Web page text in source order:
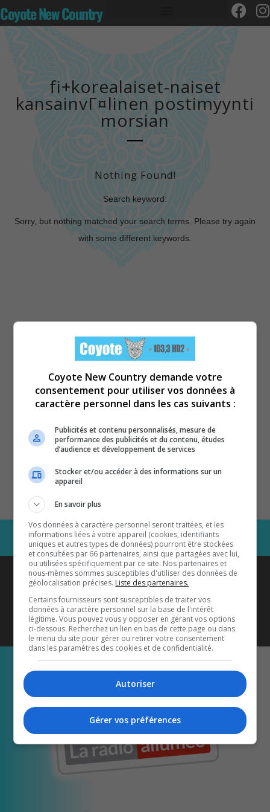
Coyote New Country
fi+korealaiset-naiset
kansainvГ¤linen postimyynti
morsian
Nothing Found!
Search keyword:
Sorry, but nothing matched your search terms. Please try again
with some different keywords.
Coyote New Countryest diffusé
également sur1033 HD2
Écoutez-nous aussi sur…
Coyote New Country demande votre
consentement pour utiliser vos données à
caractère personnel dans les cas suivants :
Publicités et contenu personnalisés, mesure de
performance des publicités et du contenu, études
d’audience et développement de services
Stocker et/ou accéder à des informations sur un
appareil
En savoir plus
Vos données à caractère personnel seront traitées, et les
informations liées à votre appareil (cookies, identifiants
uniques et autres types de données) pourront être stockées
et consultées par 66 partenaires, ainsi que partagées avec lui,
ou utilisées spécifiquement par ce site. Nos partenaires et
nous-mêmes sommes susceptibles d'utiliser des données de
géolocalisation précises. Liste des partenaires.
Certains fournisseurs sont susceptibles de traiter vos
données à caractère personnel sur la base de l'intérêt
légitime. Vous pouvez vous y opposer en gérant vos options
ci-dessous. Recherchez un lien en bas de cette page ou dans
le menu du site pour gérer ou retirer votre consentement
dans les paramètres des cookies et de confidentialité.
Autoriser
Gérer vos préférences